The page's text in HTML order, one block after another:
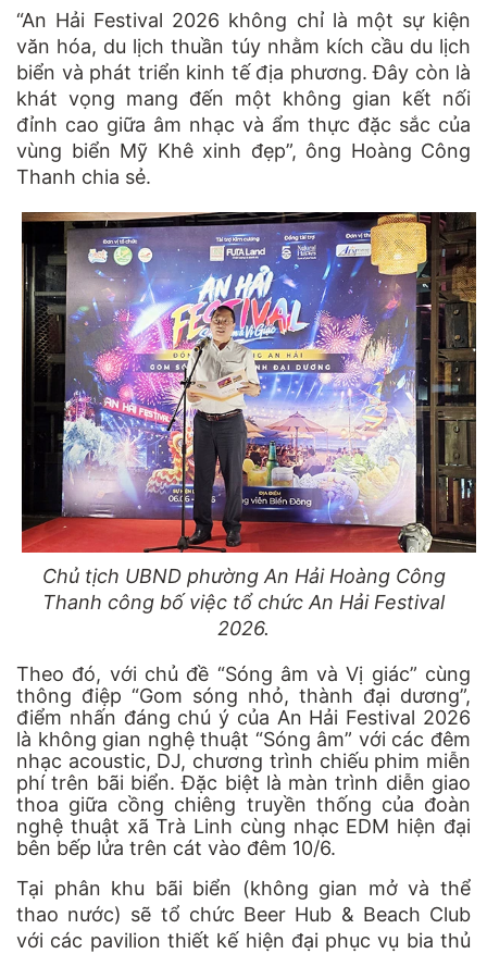
“An Hải Festival 2026 không chỉ là một sự kiện
văn hóa, du lịch thuần túy nhằm kích cầu du lịch
biển và phát triển kinh tế địa phương. Đây còn là
khát vọng mang đến một không gian kết nối
đỉnh cao giữa âm nhạc và ẩm thực đặc sắc của
vùng biển Mỹ Khê xinh đẹp”, ông Hoàng Công
Thanh chia sẻ.
Chủ tịch UBND phường An Hải Hoàng Công
Thanh công bố việc tổ chức An Hải Festival
2026.
Theo đó, với chủ đề “Sóng âm và Vị giác” cùng
thông điệp “Gom sóng nhỏ, thành đại dương”,
điểm nhấn đáng chú ý của An Hải Festival 2026
là không gian nghệ thuật “Sóng âm” với các đêm
nhạc acoustic, DJ, chương trình chiếu phim miễn
phí trên bãi biển. Đặc biệt là màn trình diễn giao
thoa giữa cồng chiêng truyền thống của đoàn
nghệ thuật xã Trà Linh cùng nhạc EDM hiện đại
bên bếp lửa trên cát vào đêm 10/6.
Tại phân khu bãi biển (không gian mở và thể
thao nước) sẽ tổ chức Beer Hub & Beach Club
với các pavilion thiết kế hiện đại phục vụ bia thủ